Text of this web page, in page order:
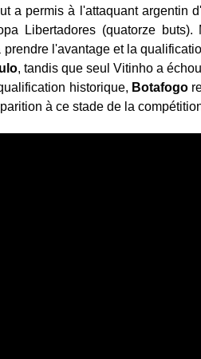
a permis à l'attaquant argentin
Libertadores (quatorze buts).
l'avantage et la
, tandis que seul Vitinho a
historique, Botafogo
à ce stade de la